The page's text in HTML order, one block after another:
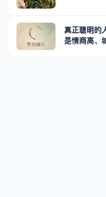
真正聰明的
是情商高、